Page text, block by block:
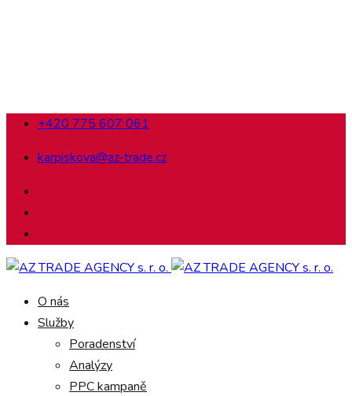
+420 775 607 061
karpiskova@az-trade.cz
O nás
Služby
Poradenství
Analýzy
PPC kampaně